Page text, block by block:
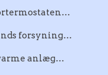
forsyning…
anlæg…